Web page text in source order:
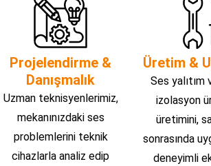
Projelendirme &
Danışmalık
Uzman teknisyenlerimiz,
mekanınızdaki ses
problemlerini teknik
cihazlarla analiz edip
Üretim &
Ses yalıtım
izolasyon
üretimini,
sonrasında
deneyimli